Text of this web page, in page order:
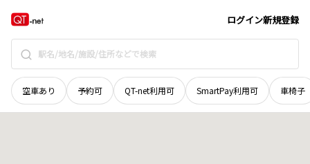
ログイン新規登録
空車あり 予約可 QT-net利用可 SmartPay利用可 車椅子
長野県